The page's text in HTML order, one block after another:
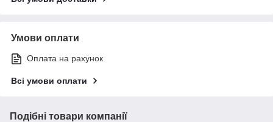
Умови оплати
Оплата на рахунок
Всі умови оплати
Подібні товари компанії